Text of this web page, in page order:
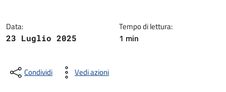
Data:
23 Luglio 2025
Tempo di lettura:
1 min
Condividi Vedi azioni